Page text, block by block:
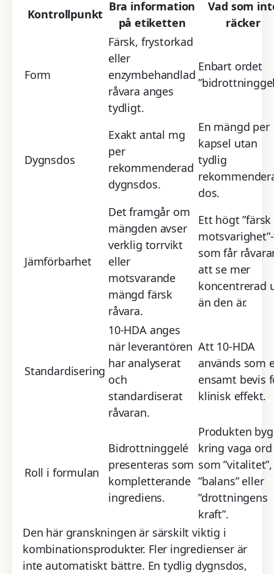
Kontrollpunkt
Bra information
på etiketten
Vad som
räcker
Form
Färsk, frystorkad
eller
enzymbehandlad
råvara anges
tydligt.
Enbart ordet
Dygnsdos
Exakt antal mg
per
rekommenderad
dygnsdos.
En mängd per
kapsel utan
tydlig
dos.
Jämförbarhet
Det framgår om
mängden avser
verklig torrvikt
eller
motsvarande
mängd färsk
råvara.
Ett högt ”färsk
som får
att se mer
koncentrerad
än den är.
Standardisering
10-HDA anges
när leverantören
har analyserat
och
standardiserat
råvaran.
Att 10-HDA
används som
ensamt bevis
klinisk effekt.
Roll i formulan
Bidrottninggelé
presenteras som
kompletterande
ingrediens.
Produkten
kring vaga ord
som ”vitalitet”,
”balans” eller
”drottningens
kraft”.
Den här granskningen är särskilt viktig i
kombinationsprodukter. Fler ingredienser är
inte automatiskt bättre. En tydlig dygnsdos,